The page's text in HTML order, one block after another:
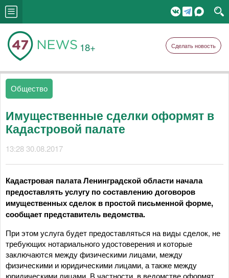
18+ Сделать новость
Общество
Имущественные сделки оформят в
Кадастровой палате
13:28 30.08.2017
Кадастровая палата Ленинградской области начала
предоставлять услугу по составлению договоров
имущественных сделок в простой письменной форме,
сообщает представитель ведомства.
При этом услуга будет предоставляться на виды сделок, не
требующих нотариального удостоверения и которые
заключаются между физическими лицами, между
физическими и юридическими лицами, а также между
юридическими лицами. В частности, в ведомстве оформят